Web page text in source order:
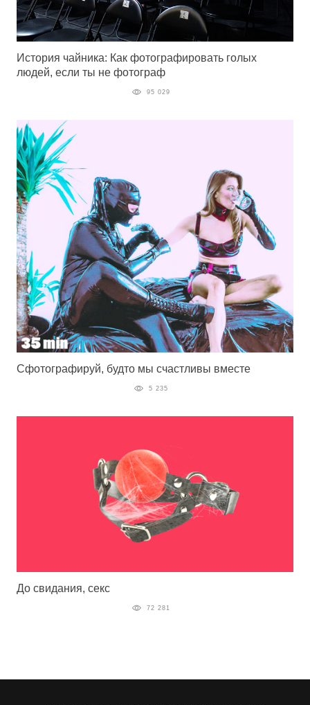
История чайника: Как фотографировать голых
людей, если ты не фотограф
95 029
Сфотографируй, будто мы счастливы вместе
5 235
До свидания, секс
72 281